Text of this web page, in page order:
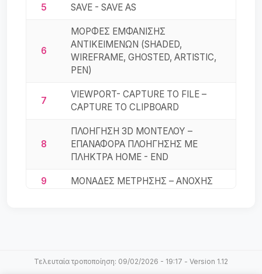
5 SAVE - SAVE AS
6
ΜΟΡΦΕΣ ΕΜΦΑΝΙΣΗΣ
ΑΝΤΙΚΕΙΜΕΝΩΝ (SHADED,
WIREFRAME, GHOSTED, ARTISTIC,
PEN)
7
VIEWPORT- CAPTURE TO FILE –
CAPTURE TO CLIPBOARD
8
ΠΛΟΗΓΗΣΗ 3D ΜΟΝΤΕΛΟΥ –
ΕΠΑΝΑΦΟΡΑ ΠΛΟΗΓΗΣΗΣ ΜΕ
ΠΛΗΚΤΡΑ HOME - END
9 ΜΟΝΑΔΕΣ ΜΕΤΡΗΣΗΣ – ΑΝΟΧΗΣ
ΣΥΡΟΝΤΑΣ, ΚΑΘΕΤΟΤΗΤΑ ΜΕ ΤΟ
Τελευταία τροποποίηση: 09/02/2026 - 19:17 - Version 1.12